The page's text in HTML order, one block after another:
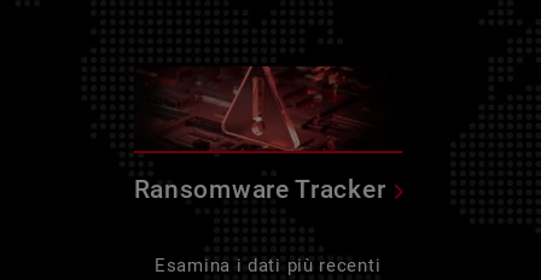
Ransomware Tracker
Esamina i dati più recenti